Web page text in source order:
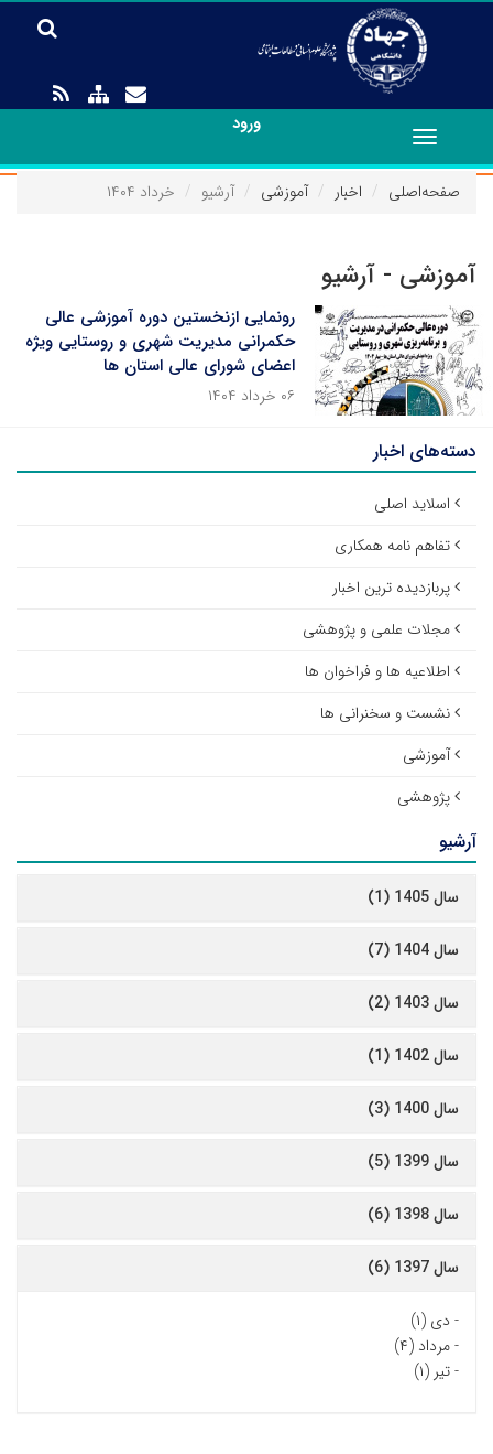
ورود
Toggle
navigation
صفحه‌اصلی
اخبار آموزشی آرشیو خرداد ۱۴۰۴
آموزشی - آرشیو
رونمایی ازنخستین دوره آموزشی عالی
حکمرانی مدیریت شهری و روستایی ویژه
اعضای شورای عالی استان ها
۰۶ خرداد ۱۴۰۴
دسته‌های اخبار
اسلاید اصلی
تفاهم نامه همکاری
پربازدیده ترین اخبار
مجلات علمی و پژوهشی
اطلاعیه ها و فراخوان ها
نشست و سخنرانی ها
آموزشی
پژوهشی
آرشیو
سال 1405 (1)
سال 1404 (7)
سال 1403 (2)
سال 1402 (1)
سال 1400 (3)
سال 1399 (5)
سال 1398 (6)
سال 1397 (6)
- دی (۱)
-مرداد (۴)
-تیر (۱)